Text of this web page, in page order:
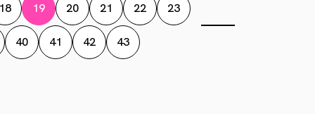
19 20 21 22 23
40 41 42 43